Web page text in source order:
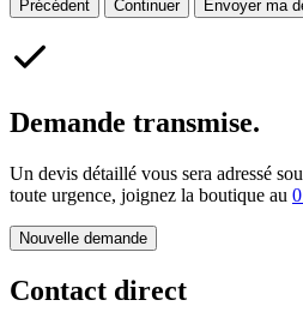
Précédent Continuer Envoyer ma
Demande transmise.
Un devis détaillé vous sera adressé
toute urgence, joignez la boutique au
Nouvelle demande
Contact direct